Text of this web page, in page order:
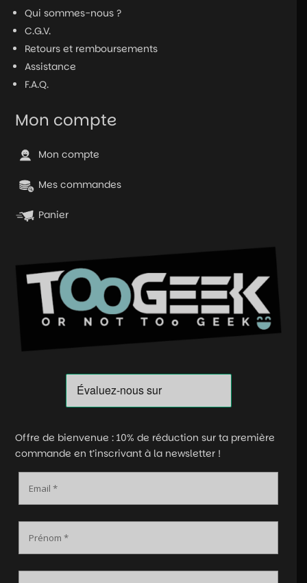
Qui sommes-nous ?
C.G.V.
Retours et remboursements
Assistance
F.A.Q.
Mon compte
Mon compte
Mes commandes
Panier
Offre de bienvenue : 10% de réduction sur ta première
commande en t’inscrivant à la newsletter !